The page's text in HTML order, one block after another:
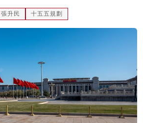
張升民 十五五規劃